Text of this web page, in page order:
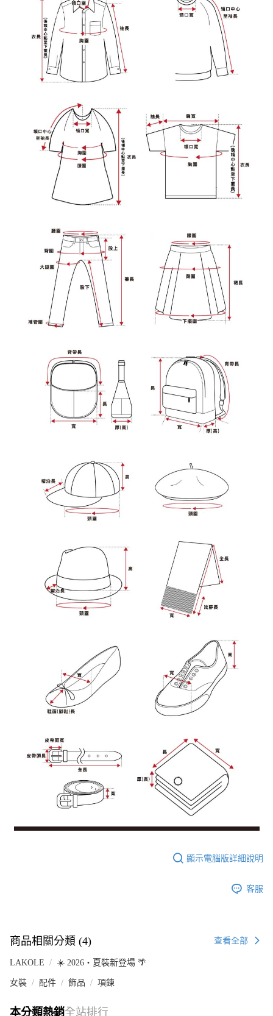
顯示電腦版詳細說明
客服
商品相關分類 (4) 查看全部
LAKOLE ☀️ 2026・夏裝新登場 🌴
女裝 配件 飾品 項鍊
本分類熱銷全站排行